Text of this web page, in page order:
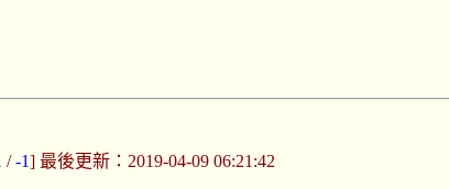
/-1] 最後更新：2019-04-09 06:21:42